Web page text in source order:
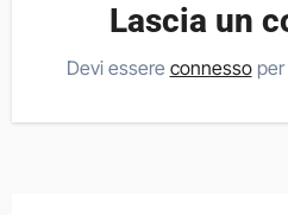
Lascia un
Devi essere connessoper